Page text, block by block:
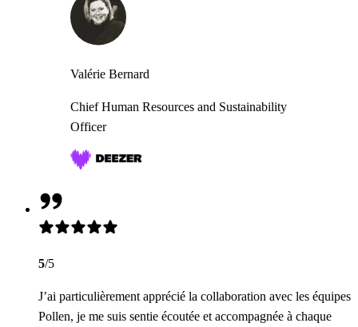
Valérie Bernard
Chief Human Resources and Sustainability
Officer
5/5
J’ai particulièrement apprécié la collaboration avec les équipes
Pollen, je me suis sentie écoutée et accompagnée à chaque